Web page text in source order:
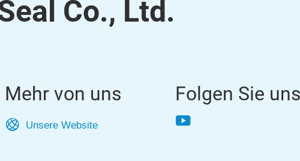
Co., Ltd.
Mehr von uns
Unsere Website
Folgen Sie uns
YouTube